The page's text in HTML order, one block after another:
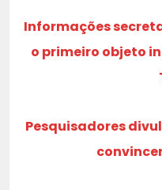
Informações
o primeiro objeto
Pesquisadores